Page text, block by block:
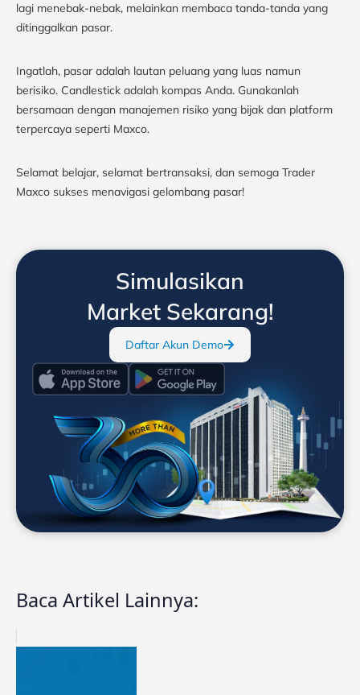
lagi menebak-nebak, melainkan membaca tanda-tanda yang
ditinggalkan pasar.
Ingatlah, pasar adalah lautan peluang yang luas namun
berisiko. Candlestick adalah kompas Anda. Gunakanlah
bersamaan dengan manajemen risiko yang bijak dan platform
terpercaya seperti Maxco.
Selamat belajar, selamat bertransaksi, dan semoga Trader
Maxco sukses menavigasi gelombang pasar!
Simulasikan
Market Sekarang!
Daftar Akun Demo
Baca Artikel Lainnya: